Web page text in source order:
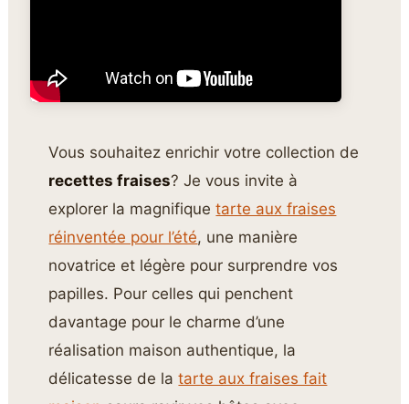
Vous souhaitez enrichir votre collection de
recettes fraises? Je vous invite à
explorer la magnifiquetarte aux fraises
réinventée pour l’été, une manière
novatrice et légère pour surprendre vos
papilles. Pour celles qui penchent
davantage pour le charme d’une
réalisation maison authentique, la
délicatesse de latarte aux fraises fait